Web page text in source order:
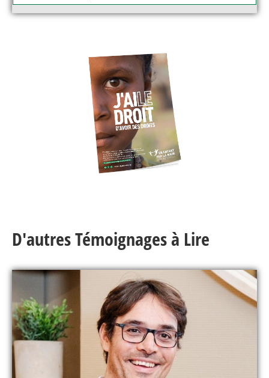
D'autres Témoignages à Lire